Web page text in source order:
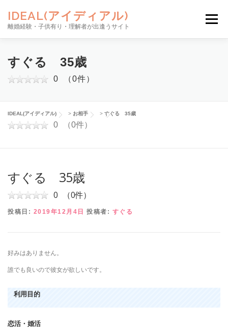
IDEAL(アイディアル)
離婚経験・子供有り・理解者が出逢うサイト
メニュー
お相手を探す サイトの使い方
すぐる 35歳
0 （0件）
IDEAL(アイディアル) > お相手 > すぐる 35歳
0 （0件）
すぐる 35歳
0 （0件）
投稿日: 2019年12月4日 投稿者: すぐる
好みはありません。
誰でも良いので彼女が欲しいです。
利用目的
恋活・婚活